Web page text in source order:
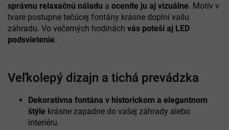
správnu relaxačnú náladu a oceníte ju aj vizuálne. Motív v
tvare postupne tečúcej fontány krásne doplní vašu
záhradu. Vo večerných hodinách vás poteší aj LED
podsvietenie.
Veľkolepý dizajn a tichá prevádzka
Dekoratívna fontána v historickom a elegantnom
štýle krásne zapadne do vašej záhrady alebo
interiéru.